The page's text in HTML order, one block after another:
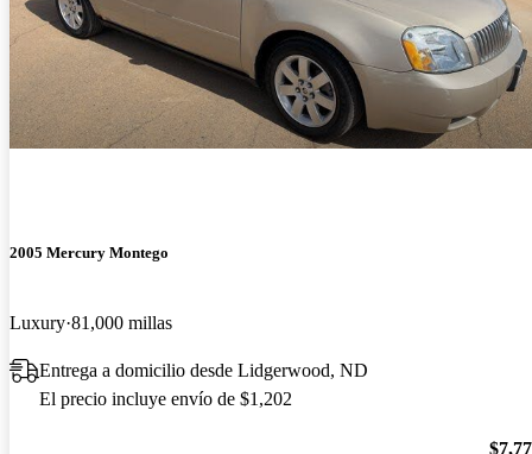
2005 Mercury Montego
Luxury 81,000 millas
Entrega a domicilio desde Lidgerwood, ND
El precio incluye envío de $1,202